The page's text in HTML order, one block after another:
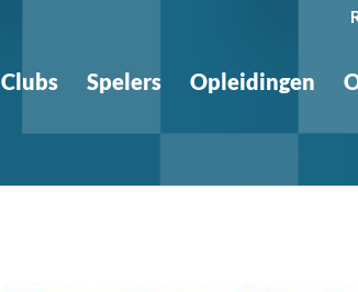
Clubs Spelers Opleidingen